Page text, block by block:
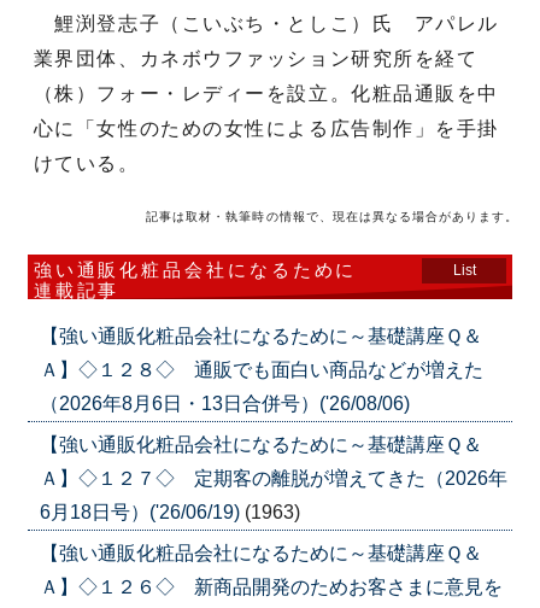
鯉渕登志子（こいぶち・としこ）氏 アパレル
業界団体、カネボウファッション研究所を経て
（株）フォー・レディーを設立。化粧品通販を中
心に「女性のための女性による広告制作」を手掛
けている。
記事は取材・執筆時の情報で、現在は異なる場合があります。
強い通販化粧品会社になるために
連載記事
List
【強い通販化粧品会社になるために～基礎講座Ｑ＆
Ａ】◇１２８◇ 通販でも面白い商品などが増えた
（2026年8月6日・13日合併号）('26/08/06)
【強い通販化粧品会社になるために～基礎講座Ｑ＆
Ａ】◇１２７◇ 定期客の離脱が増えてきた（2026年
6月18日号）('26/06/19) (1963)
【強い通販化粧品会社になるために～基礎講座Ｑ＆
Ａ】◇１２６◇ 新商品開発のためお客さまに意見を